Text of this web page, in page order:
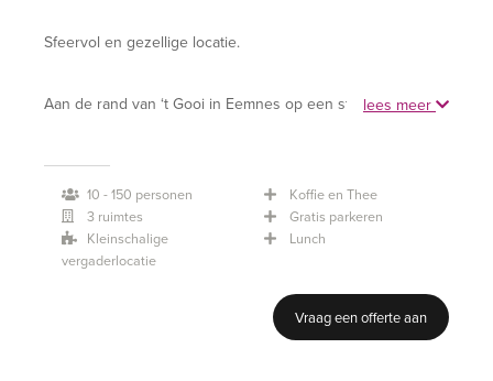
Sfeervol en gezellige locatie.
Aan de rand van ‘t Gooi in Eemnes op een steenworp
Eemland. Door de centrale ligging van Grandcafé Boutique
Hotel Eemland leent deze accommodatie zich bij uitstek
voor uw bruiloft, evenement, vergadering, conferentie en
training.
Grandcafé Eemland beschikt over drie vergaderzalen,
lees meer
10 - 150 personen
3 ruimtes
Kleinschalige
vergaderlocatie
Koffie en Thee
Gratis parkeren
Lunch
Vraag een offerte aan